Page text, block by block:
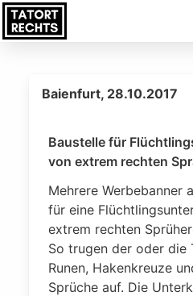
Baienfurt, 28.10.2017
Baustelle für
von extrem rechten
Mehrere Werbebanner
für eine
extrem rechten
So trugen der oder die
Runen, Hakenkreuze
Sprüche auf. Die